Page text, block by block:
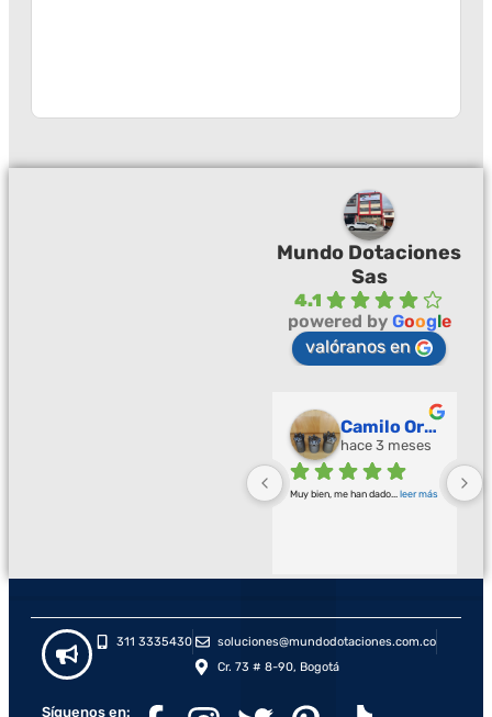
Mundo Dotaciones
Sas
4.1
powered by Google
valóranos en
Camilo Ortegón
hace 3 meses
Muy bien, me han dado leer más
311 3335430
soluciones@mundodotaciones.com.co
Cr. 73 # 8-90, Bogotá
Síguenos en: